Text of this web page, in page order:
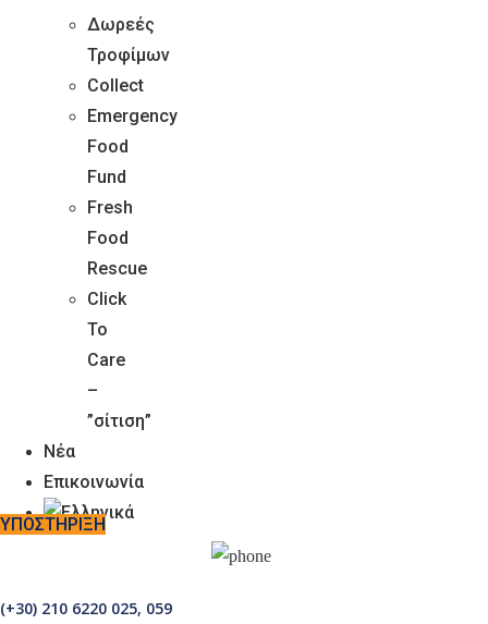
Δωρεές
Τροφίμων
Collect
Emergency
Food
Fund
Fresh
Food
Rescue
Click
To
Care
–
”σίτιση”
Νέα
Επικοινωνία
ΥΠΟΣΤΗΡΙΞΗ
(+30) 210 6220 025, 059
15 Νοεμβρίου, 2024
Cookies Notice
Foodbank